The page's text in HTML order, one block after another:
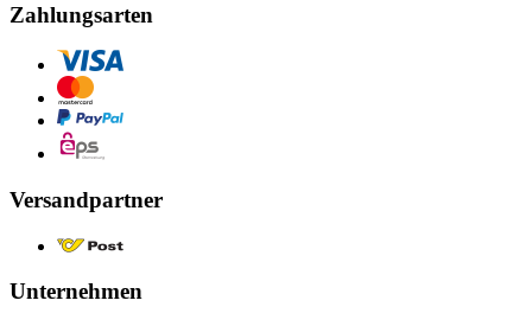
Zahlungsarten
Versandpartner
Unternehmen